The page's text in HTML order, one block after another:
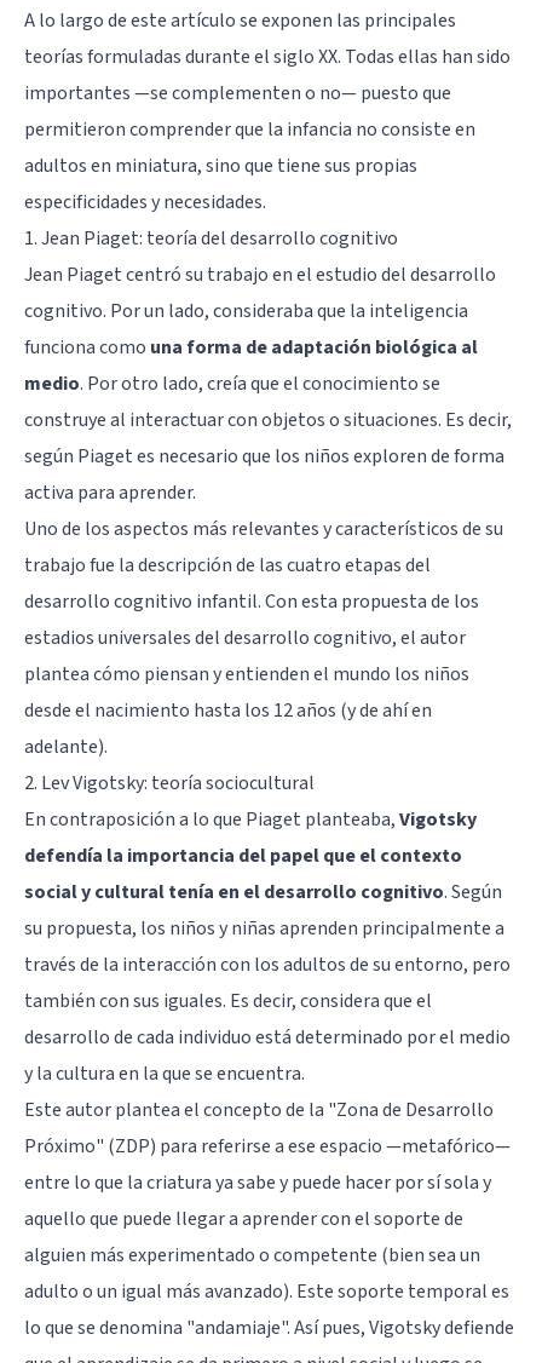
A lo largo de este artículo se exponen las principales
teorías formuladas durante el siglo XX. Todas ellas han sido
importantes —se complementen o no— puesto que
permitieron comprender que la infancia no consiste en
adultos en miniatura, sino que tiene sus propias
especificidades y necesidades.
1. Jean Piaget: teoría del desarrollo cognitivo
Jean Piagetcentró su trabajo en el estudio del desarrollo
cognitivo. Por un lado, consideraba que la inteligencia
funciona como una forma de adaptación biológica al
medio. Por otro lado, creía que el conocimiento se
construye al interactuar con objetos o situaciones. Es decir,
según Piaget es necesario que los niños exploren de forma
activa para aprender.
Uno de los aspectos más relevantes y característicos de su
trabajo fue la descripción de las cuatro etapas del
desarrollo cognitivo infantil. Con esta propuesta de los
estadios universales del desarrollo cognitivo, el autor
plantea cómo piensan y entienden el mundo los niños
desde el nacimiento hasta los 12 años (y de ahí en
adelante).
2. Lev Vigotsky: teoría sociocultural
En contraposición a lo que Piaget planteaba,Vigotsky
defendía la importancia del papel que el contexto
social y cultural tenía en el desarrollo cognitivo. Según
su propuesta, los niños y niñas aprenden principalmente a
través de la interacción con los adultos de su entorno, pero
también con sus iguales. Es decir, considera que el
desarrollo de cada individuo está determinado por el medio
y la cultura en la que se encuentra.
Este autor plantea el concepto de la "Zona de Desarrollo
Próximo" (ZDP) para referirse a ese espacio —metafórico—
entre lo que la criatura ya sabe y puede hacer por sí sola y
aquello que puede llegar a aprender con el soporte de
alguien más experimentado o competente (bien sea un
adulto o un igual más avanzado). Este soporte temporal es
lo que se denomina "andamiaje". Así pues, Vigotsky defiende